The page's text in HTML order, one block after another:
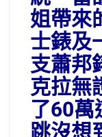
姐帶來
士錶及
支蕭邦
克拉無
了60